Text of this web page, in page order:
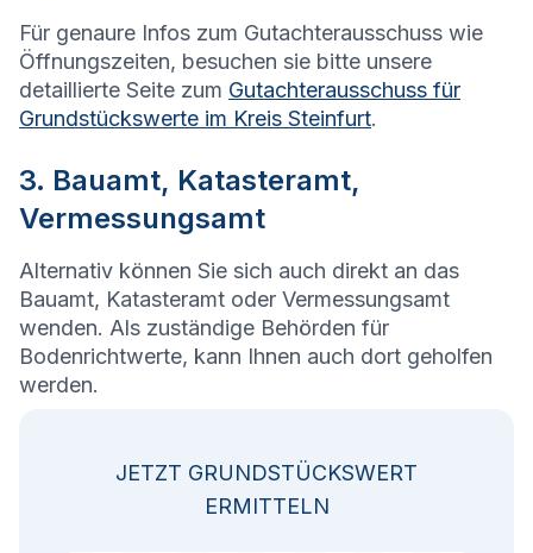
Für genaure Infos zum Gutachterausschuss wie
Öffnungszeiten, besuchen sie bitte unsere
detaillierte Seite zum Gutachterausschuss für
Grundstückswerte im Kreis Steinfurt.
3. Bauamt, Katasteramt,
Vermessungsamt
Alternativ können Sie sich auch direkt an das
Bauamt, Katasteramt oder Vermessungsamt
wenden. Als zuständige Behörden für
Bodenrichtwerte, kann Ihnen auch dort geholfen
werden.
JETZT GRUNDSTÜCKSWERT
ERMITTELN